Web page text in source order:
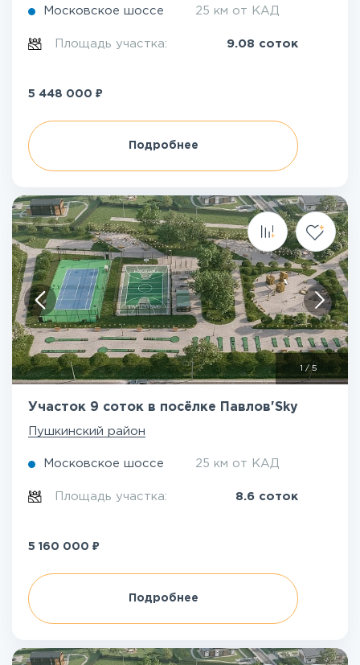
Московское шоссе 25 км от КАД
Площадь участка: 9.08 соток
5 448 000 ₽
Подробнее
/5
Участок 9 соток в посёлке Павлов'Sky
Пушкинский район
Московское шоссе 25 км от КАД
Площадь участка: 8.6 соток
5 160 000 ₽
Подробнее